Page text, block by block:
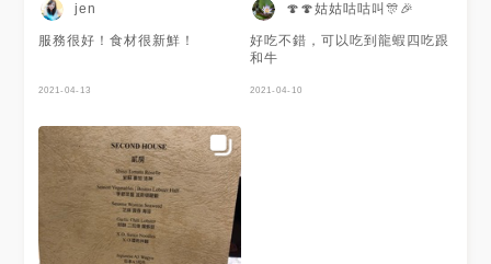
別 肉質也很有水準 推薦大家來
這裡用餐
jen
服務很好！食材很新鮮！
2021-04-13
🍄🍄姑姑咕咕叫🎊🎉
好吃不錯，可以吃到龍蝦四吃跟
和牛
2021-04-10